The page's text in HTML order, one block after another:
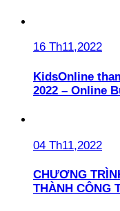
16 Th11,2022
KidsOnline
2022 – Online
04 Th11,2022
CHƯƠNG
THÀNH CÔNG